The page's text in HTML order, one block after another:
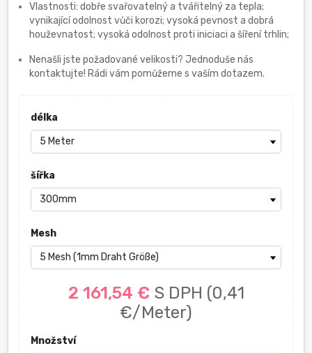
Vlastnosti: dobře svařovatelný a tvářitelný za tepla;
vynikající odolnost vůči korozi; vysoká pevnost a dobrá
houževnatost; vysoká odolnost proti iniciaci a šíření trhlin;
Nenašli jste požadované velikosti? Jednoduše nás
kontaktujte! Rádi vám pomůžeme s vaším dotazem.
délka
šířka
Mesh
2 161,54 € S DPH (0,41
€/Meter)
Množství